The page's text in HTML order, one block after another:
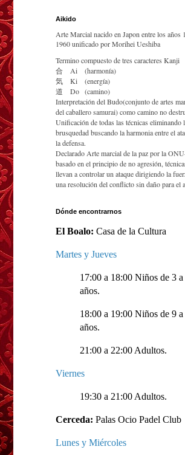
Aikido
Arte Marcial nacido en Japon entre los años
1960 unificado por Morihei Ueshiba
Termino compuesto de tres caracteres Kanji
合
Ai
(harmonía)
気
Ki
(energía)
道
Do (camino)
Interpretación del Budo(conjunto de artes
del caballero samurai) como camino no
Unificación de todas las técnicas eliminando
brusquedad buscando la harmonia entre el
la defensa.
Declarado Arte marcial de la paz por la
basado en el principio de no agresión,
llevan a controlar un ataque dirigiendo la
una resolución del conflicto sin daño para el
Dónde encontrarnos
El Boalo: Casa de la Cultura
Martes y Jueves
17:00 a 18:00 Niños de 3 a
años.
18:00 a 19:00 Niños de 9
años.
21:00 a 22:00 Adultos.
Viernes
19:30 a 21:00 Adultos.
Cerceda: Palas Ocio Padel Club
Lunes y Miércoles